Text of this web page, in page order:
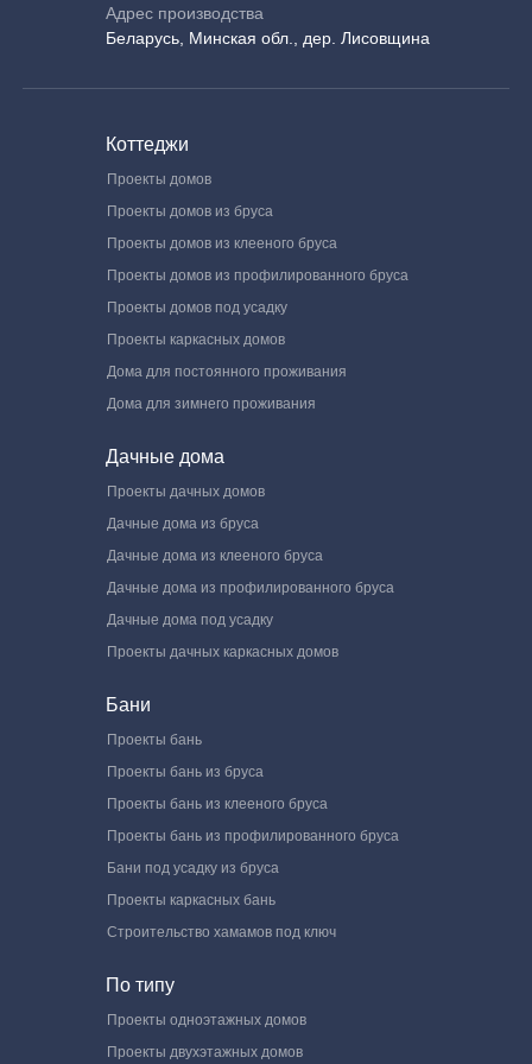
Адрес производства
Беларусь, Минская обл., дер. Лисовщина
Коттеджи
Проекты домов
Проекты домов из бруса
Проекты домов из клееного бруса
Проекты домов из профилированного бруса
Проекты домов под усадку
Проекты каркасных домов
Дома для постоянного проживания
Дома для зимнего проживания
Дачные дома
Проекты дачных домов
Дачные дома из бруса
Дачные дома из клееного бруса
Дачные дома из профилированного бруса
Дачные дома под усадку
Проекты дачных каркасных домов
Бани
Проекты бань
Проекты бань из бруса
Проекты бань из клееного бруса
Проекты бань из профилированного бруса
Бани под усадку из бруса
Проекты каркасных бань
Строительство хамамов под ключ
По типу
Проекты одноэтажных домов
Проекты двухэтажных домов